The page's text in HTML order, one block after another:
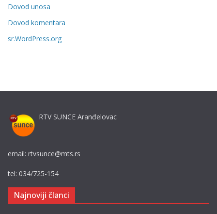
r
i
e
Dovod unosa
Dovod komentara
sr.WordPress.org
RTV SUNCE Aranđelovac
email: rtvsunce@mts.rs
tel: 034/725-154
Najnoviji članci